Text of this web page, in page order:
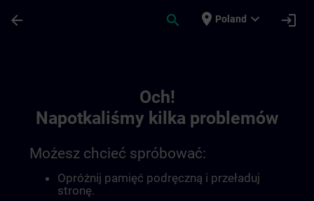
arrow_back search place Poland expand_more login
Och!
Napotkaliśmy kilka problemów
Możesz chcieć spróbować:
Opróżnij pamięć podręczną i przeładuj
stronę.